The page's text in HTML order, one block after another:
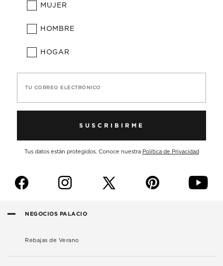
MUJER
HOMBRE
HOGAR
TU CORREO ELECTRÓNICO
SUSCRIBIRME
Tus datos están protegidos. Conoce nuestra Política de Privacidad
f i p y
NEGOCIOS PALACIO
Rebajas de Verano